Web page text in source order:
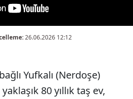
26.06.2026 12:12
Yufkalı (Nerdoşe)
80 yıllık taş ev,